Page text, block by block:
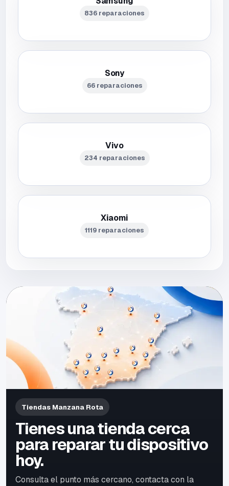
836 reparaciones
Sony
66 reparaciones
Vivo
234 reparaciones
Xiaomi
1119 reparaciones
Tiendas Manzana Rota
Tienes una tienda cerca
para reparar tu dispositivo
hoy.
Consulta el punto más cercano, contacta con la